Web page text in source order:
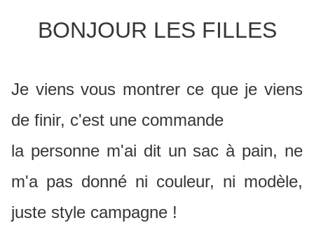
BONJOUR LES FILLES
Je viens vous montrer ce que je viens
de finir, c'est une commande
la personne m'ai dit un sac à pain, ne
m'a pas donné ni couleur, ni modèle,
juste style campagne !